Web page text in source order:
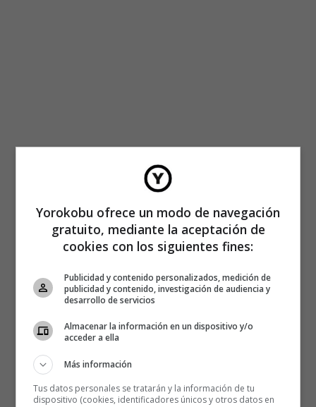
Yorokobu ofrece un modo de navegación
gratuito, mediante la aceptación de
cookies con los siguientes fines:
Publicidad y contenido personalizados, medición de
publicidad y contenido, investigación de audiencia y
desarrollo de servicios
Almacenar la información en un dispositivo y/o
acceder a ella
Más información
Tus datos personales se tratarán y la información de tu
dispositivo (cookies, identificadores únicos y otros datos en